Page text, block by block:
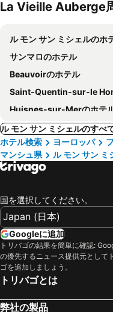
La Vieille Auberge
ル モン サン ミシェルのホ
サンマロのホテル
Beauvoirのホテル
Saint-Quentin-sur-le Hommeのホテ
Huisnes-sur-Merのホテ
ル モン サン ミシェルのすべ
ホテル検索
ヨーロッパ
マンシュ県
ル モン サン ミ
国を選択してください。
Googleに追加
トリバゴの結果を簡単に確認:
の優先するニュース提供元として
ゴを追加しましょう。
トリバゴとは
弊社の製品